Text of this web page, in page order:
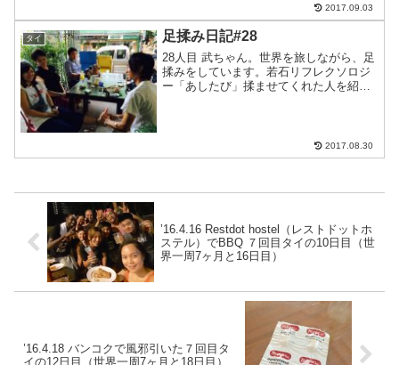
出る。昼ごはん。夕方友達がお見舞いに
来てくれて、そのまま退院。BTSでサラ
デーンからサイアムへ。...
2017.09.03
タイ 足揉み日記#28
28人目 武ちゃん。世界を旅しながら、足
揉みをしています。若石リフレクソロジ
ー「あしたび」揉ませてくれた人を紹介
2017.08.30
’16.4.16 Restdot hostel（レストドットホ
ステル）でBBQ ７回目タイの10日目（世
界一周7ヶ月と16日目）
’16.4.18 バンコクで風邪引いた７回目タ
イの12日目（世界一周7ヶ月と18日目）